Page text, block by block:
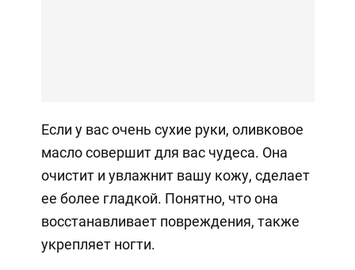
Если у вас очень сухие руки, оливковое
масло совершит для вас чудеса. Она
очистит и увлажнит вашу кожу, сделает
ее более гладкой. Понятно, что она
восстанавливает повреждения, также
укрепляет ногти.